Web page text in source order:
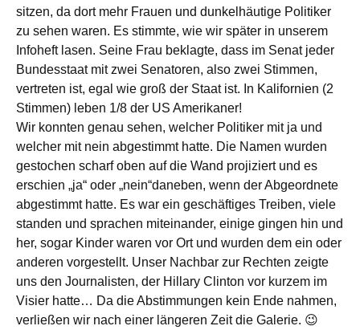
sitzen, da dort mehr Frauen und dunkelhäutige Politiker
zu sehen waren. Es stimmte, wie wir später in unserem
Infoheft lasen. Seine Frau beklagte, dass im Senat jeder
Bundesstaat mit zwei Senatoren, also zwei Stimmen,
vertreten ist, egal wie groß der Staat ist. In Kalifornien (2
Stimmen) leben 1/8 der US Amerikaner!
Wir konnten genau sehen, welcher Politiker mit ja und
welcher mit nein abgestimmt hatte. Die Namen wurden
gestochen scharf oben auf die Wand projiziert und es
erschien „ja“ oder „nein“daneben, wenn der Abgeordnete
abgestimmt hatte. Es war ein geschäftiges Treiben, viele
standen und sprachen miteinander, einige gingen hin und
her, sogar Kinder waren vor Ort und wurden dem ein oder
anderen vorgestellt. Unser Nachbar zur Rechten zeigte
uns den Journalisten, der Hillary Clinton vor kurzem im
Visier hatte… Da die Abstimmungen kein Ende nahmen,
verließen wir nach einer längeren Zeit die Galerie. 😉